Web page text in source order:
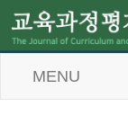
MENU